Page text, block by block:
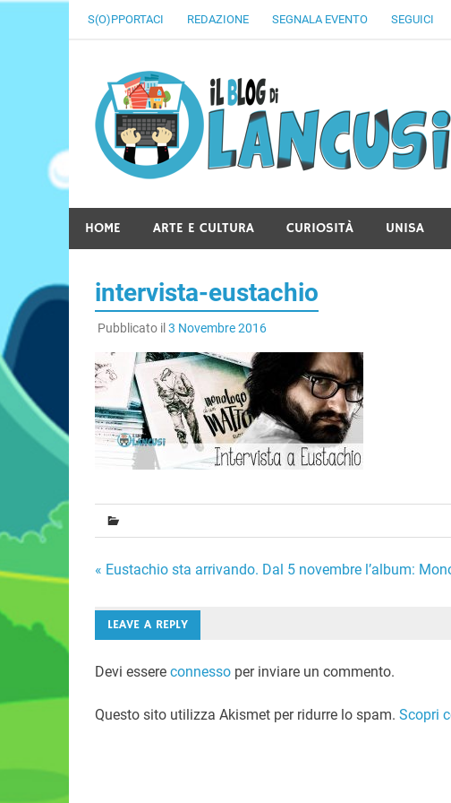
S(O)PPORTACI REDAZIONE SEGNALA EVENTO SEGUICI
HOME ARTE E CULTURA CURIOSITÀ UNISA
intervista-eustachio
Pubblicato il 3 Novembre 2016
Navigazione
articoli
« Eustachio sta arrivando. Dal 5 novembre l’album:
LEAVE A REPLY
Devi essere connessoper inviare un commento.
Questo sito utilizza Akismet per ridurre lo spam. Scopri